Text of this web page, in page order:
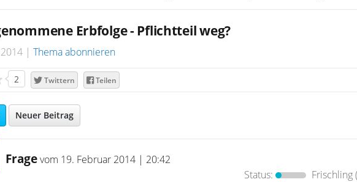
Erbfolge - Pflichtteil weg?
Thema abonnieren
2 Twittern Teilen
Neuer Beitrag
Fragevom 19. Februar 2014 | 20:42
Status:
Frischling